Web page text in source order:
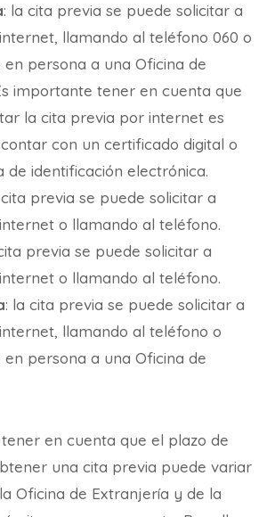
: la cita previa se puede solicitar a
llamando al teléfono 060 o
en persona a una Oficina de
importante tener en cuenta que
la cita previa por internet es
con un certificado digital o
de identificación electrónica.
previa se puede solicitar a
o llamando al teléfono.
previa se puede solicitar a
o llamando al teléfono.
: la cita previa se puede solicitar a
llamando al teléfono o
en persona a una Oficina de
en cuenta que el plazo de
una cita previa puede variar
Oficina de Extranjería y de la